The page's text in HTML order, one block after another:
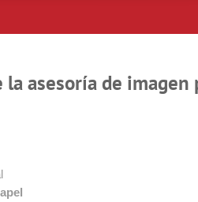
la asesoría de imagen